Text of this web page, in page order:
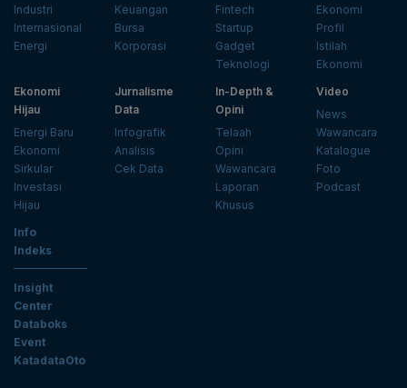
Industri
Internasional
Energi
Keuangan
Bursa
Korporasi
Fintech
Startup
Gadget
Teknologi
Ekonomi
Profil
Istilah
Ekonomi
Ekonomi
Hijau
Energi Baru
Ekonomi
Sirkular
Investasi
Hijau
Jurnalisme
Data
Infografik
Analisis
Cek Data
In-Depth &
Opini
Telaah
Opini
Wawancara
Laporan
Khusus
Video
News
Wawancara
Katalogue
Foto
Podcast
Info
Indeks
Insight
Center
Databoks
Event
KatadataOto